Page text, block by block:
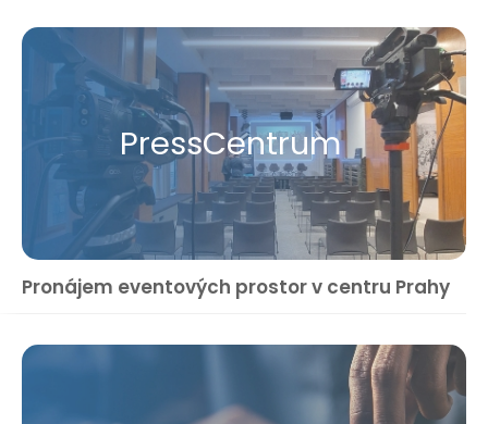
Press​Centrum
Pronájem eventových prostor v centru Prahy